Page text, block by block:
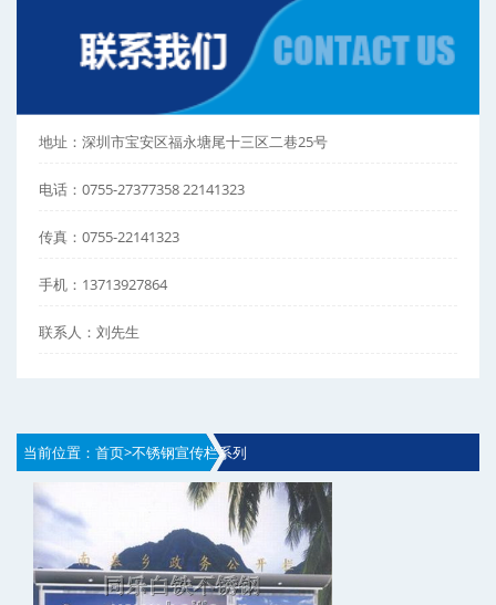
地址：深圳市宝安区福永塘尾十三区二巷25号
电话：0755-27377358 22141323
传真：0755-22141323
手机：13713927864
联系人：刘先生
当前位置： 首页>不锈钢宣传栏系列